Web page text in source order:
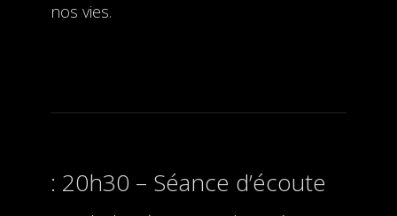
nos vies.
20h30 – Séance d’écoute